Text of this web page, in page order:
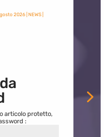
2026| NEWS|
articolo protetto,
: